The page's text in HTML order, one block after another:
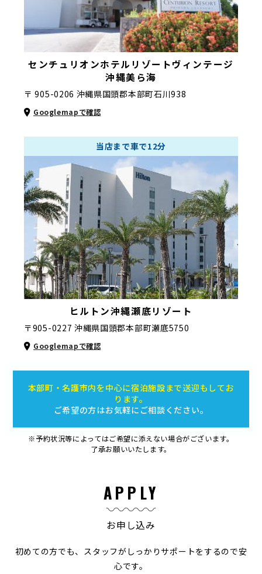
センチュリオンホテルリゾートヴィンテージ
沖縄美ら海
〒 905-0206 沖縄県国頭郡本部町石川938
Googlemapで確認
当店まで車で12分
ヒルトン沖縄瀬底リゾート
〒905-0227 沖縄県国頭郡本部町瀬底5750
Googlemapで確認
本部町・名護市内を中心に宿泊施設まで送迎もしてお
ります。
ご希望の方はお気軽にご相談ください。
※予約状況等によってはご希望に添えない場合がございます。
了承お願いいたします。
APPLY
お申し込み
初めての方でも、スタッフがしっかりサポートをするので安
心です。